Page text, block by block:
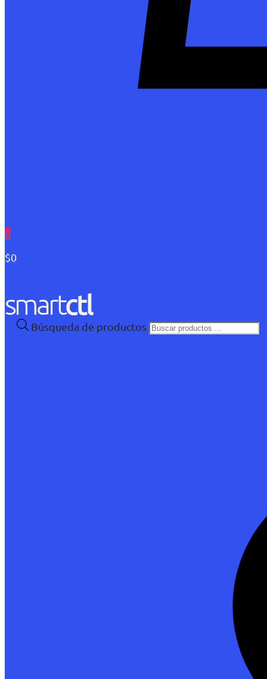
0
$0
Búsqueda de productos